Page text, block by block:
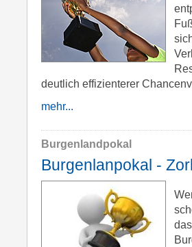
deutlich effizienterer
mehr...
Burgenlandpokal
Burgenlanpokal -